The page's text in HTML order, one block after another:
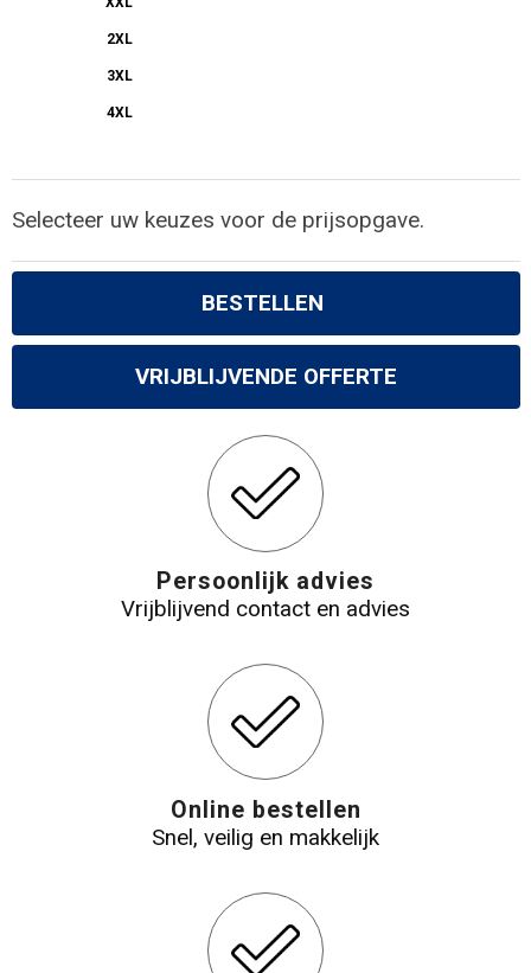
2XL
3XL
4XL
Selecteer uw keuzes voor de prijsopgave.
BESTELLEN
VRIJBLIJVENDE OFFERTE
Persoonlijk advies
Vrijblijvend contact en advies
Online bestellen
Snel, veilig en makkelijk